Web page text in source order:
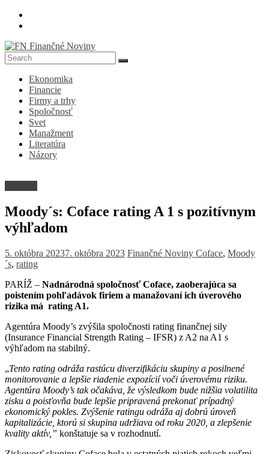
Skip
FN
Finančné
Noviny
Denník
ekonomike
spoločnosti
Ekonomika
Financie
Firmy a trhy
Spoločnosť
Svet
Manažment
Literatúra
Názory
Moody´s: Coface rating A 1 s pozitívnym
výhľadom
5. októbra 20237. októbra 2023 Finančné Noviny Coface, Moody
´s, rating
PARÍŽ – Nadnárodná spoločnosť Coface, zaoberajúca sa
poistením pohľadávok firiem a manažovaní ich úverového
rizika má rating A1.
Agentúra Moody’s zvýšila spoločnosti rating finančnej sily
(Insurance Financial Strength Rating – IFSR) z A2 na A1 s
výhľadom na stabilný.
„Tento rating odráža rastúcu diverzifikáciu skupiny a posilnené
monitorovanie a lepšie riadenie expozícií voči úverovému riziku.
Agentúra Moody’s tak očakáva, že výsledkom bude nižšia volatilita
zisku a poisťovňa bude lepšie pripravená prekonať prípadný
ekonomický pokles. Zvýšenie ratingu odráža aj dobrú úroveň
kapitalizácie, ktorú si skupina udržiava od roku 2020, a zlepšenie
kvality aktív,” konštatuje sa v rozhodnutí.